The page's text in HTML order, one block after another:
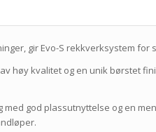
gir Evo-S rekkverksystem for
høy kvalitet og en unik børstet
med god plassutnyttelse og en